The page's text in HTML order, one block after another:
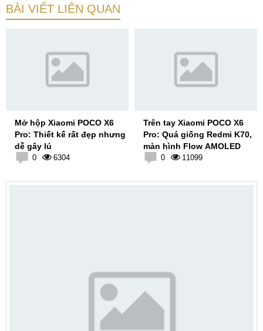
BÀI VIẾT LIÊN QUAN
Mở hộp Xiaomi POCO X6
Pro: Thiết kế rất đẹp nhưng
dễ gây lú
0 6304
Trên tay Xiaomi POCO X6
Pro: Quá giống Redmi K70,
màn hình Flow AMOLED
0 11099